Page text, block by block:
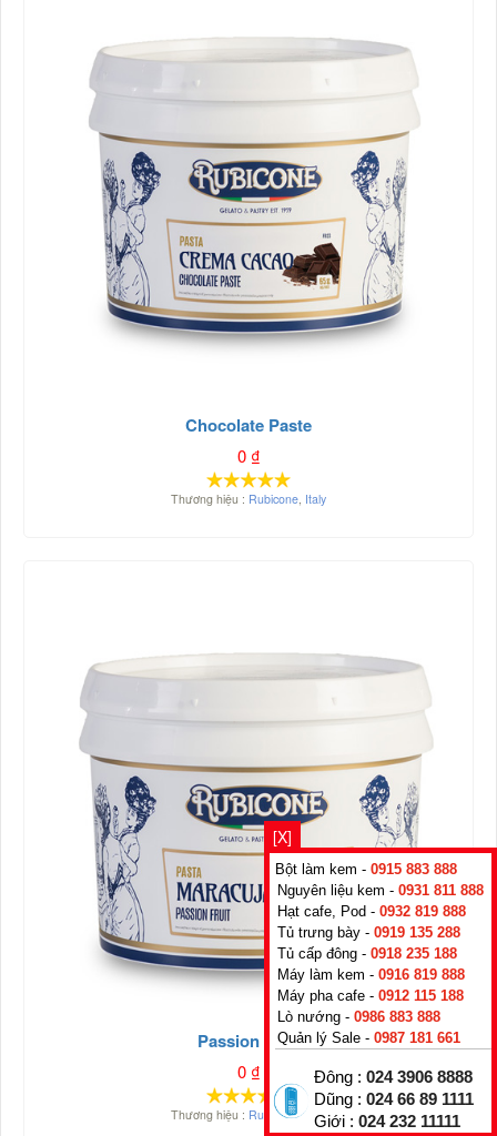
Chocolate Paste
0₫
Thương hiệu : Rubicone, Italy
Passion Fruit
0₫
Thương hiệu : Rubicone, Italy
[X]
Bột làm kem - 0915 883 888
Nguyên liệu kem - 0931 811 888
Hạt cafe, Pod - 0932 819 888
Tủ trưng bày - 0919 135 288
Tủ cấp đông - 0918 235 188
Máy làm kem - 0916 819 888
Máy pha cafe - 0912 115 188
Lò nướng - 0986 883 888
Quản lý Sale - 0987 181 661
Đông : 024 3906 8888
Dũng : 024 66 89 1111
Giới : 024 232 11111